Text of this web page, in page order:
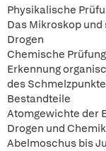
Physikalische
Das Mikroskop
Drogen
Chemische
Erkennung
des
Bestandteile
Atomgewichte der
Drogen und
Abelmoschus bis